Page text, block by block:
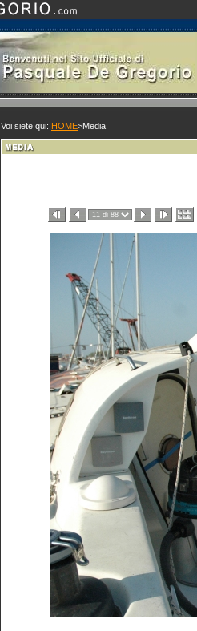
Voi siete qui: HOME>Media